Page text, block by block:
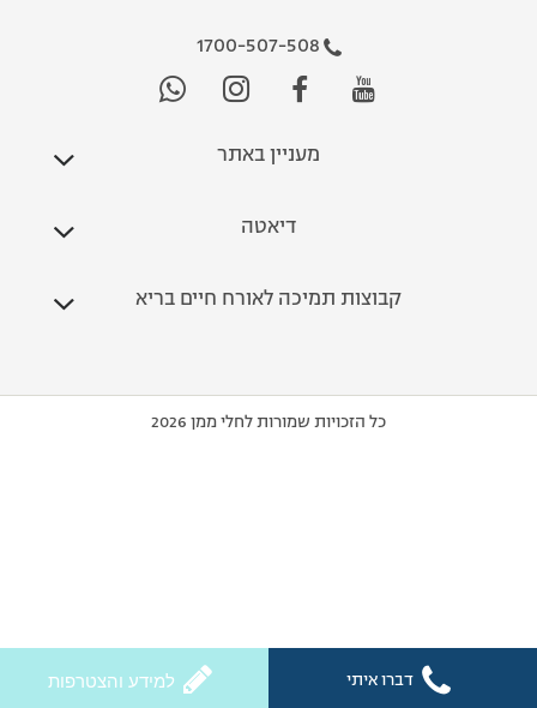
1700-507-508
מעניין באתר
דיאטה
קבוצות תמיכה לאורח חיים בריא
כל הזכויות שמורות לחלי ממן 2026
דברו איתי למידע והצטרפות